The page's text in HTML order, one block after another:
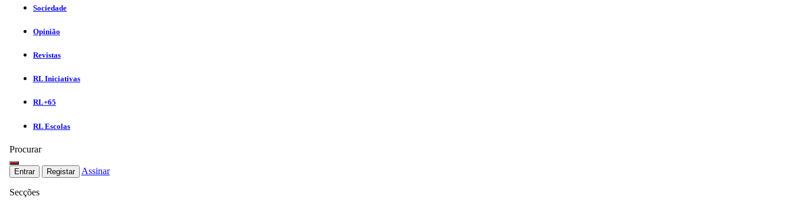
Sociedade
Opinião
Revistas
RL Iniciativas
RL+65
RL Escolas
Procurar
Entrar Registar Assinar
Secções